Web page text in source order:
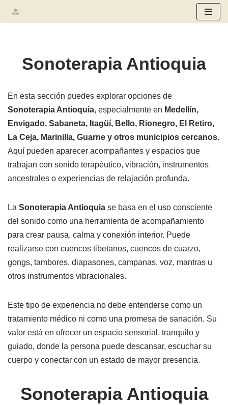
Sonoterapia Antioquia
En esta sección puedes explorar opciones de
Sonoterapia Antioquia, especialmente en Medellín,
Envigado, Sabaneta, Itagüí, Bello, Rionegro, El Retiro,
La Ceja, Marinilla, Guarne y otros municipios cercanos.
Aquí pueden aparecer acompañantes y espacios que
trabajan con sonido terapéutico, vibración, instrumentos
ancestrales o experiencias de relajación profunda.
La Sonoterapia Antioquia se basa en el uso consciente
del sonido como una herramienta de acompañamiento
para crear pausa, calma y conexión interior. Puede
realizarse con cuencos tibetanos, cuencos de cuarzo,
gongs, tambores, diapasones, campanas, voz, mantras u
otros instrumentos vibracionales.
Este tipo de experiencia no debe entenderse como un
tratamiento médico ni como una promesa de sanación. Su
valor está en ofrecer un espacio sensorial, tranquilo y
guiado, donde la persona puede descansar, escuchar su
cuerpo y conectar con un estado de mayor presencia.
Sonoterapia Antioquia